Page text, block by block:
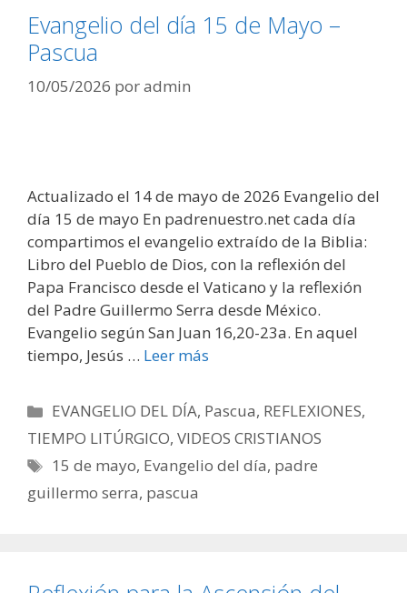
Evangelio del día 15 de Mayo –
Pascua
10/05/2026 poradmin
Actualizado el 14 de mayo de 2026 Evangelio del
día 15 de mayo En padrenuestro.net cada día
compartimos el evangelio extraído de la Biblia:
Libro del Pueblo de Dios, con la reflexión del
Papa Francisco desde el Vaticano y la reflexión
del Padre Guillermo Serra desde México.
Evangelio según San Juan 16,20-23a. En aquel
tiempo, Jesús … Leer más
Categorías
EVANGELIO DEL DÍA, Pascua, REFLEXIONES,
TIEMPO LITÚRGICO, VIDEOS CRISTIANOS
Etiquetas
15 de mayo, Evangelio del día, padre
guillermo serra, pascua